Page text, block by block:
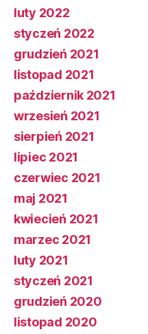
luty 2022
styczeń 2022
grudzień 2021
listopad 2021
październik 2021
wrzesień 2021
sierpień 2021
lipiec 2021
czerwiec 2021
maj 2021
kwiecień 2021
marzec 2021
luty 2021
styczeń 2021
grudzień 2020
listopad 2020